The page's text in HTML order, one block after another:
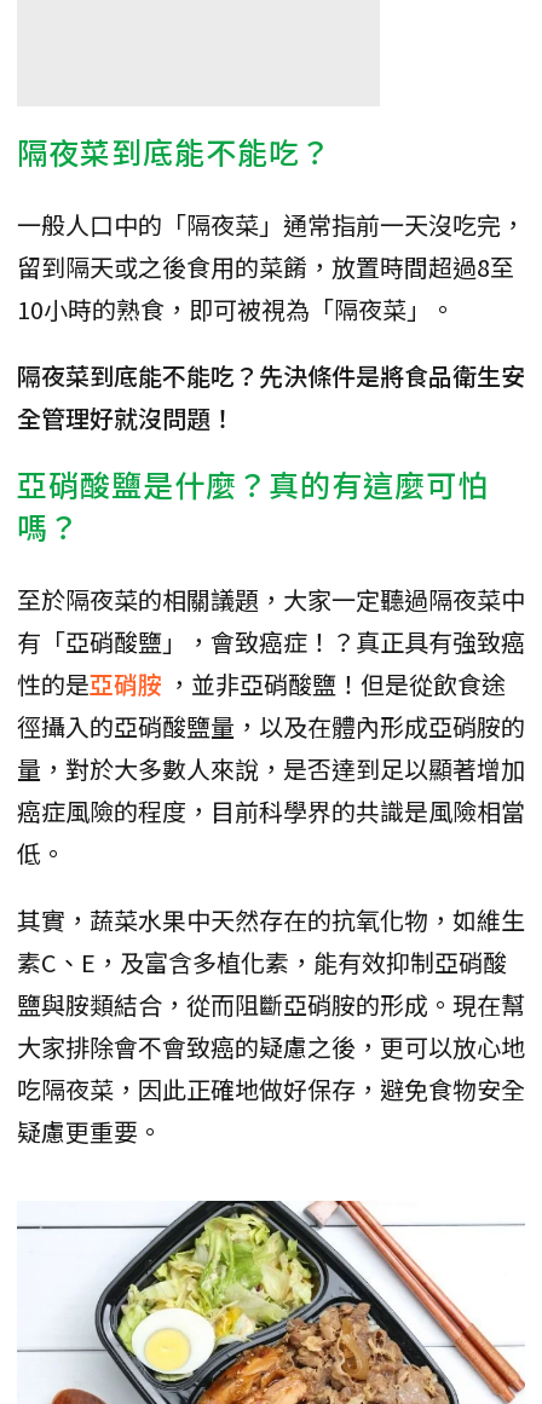
隔夜菜到底能不能吃？
一般人口中的「隔夜菜」通常指前一天沒吃完，
留到隔天或之後食用的菜餚，放置時間超過8至
10小時的熟食，即可被視為「隔夜菜」。
隔夜菜到底能不能吃？先決條件是將食品衛生安
全管理好就沒問題！
亞硝酸鹽是什麼？真的有這麼可怕
嗎？
至於隔夜菜的相關議題，大家一定聽過隔夜菜中
有「亞硝酸鹽」，會致癌症！？真正具有強致癌
性的是亞硝胺 ，並非亞硝酸鹽！但是從飲食途
徑攝入的亞硝酸鹽量，以及在體內形成亞硝胺的
量，對於大多數人來說，是否達到足以顯著增加
癌症風險的程度，目前科學界的共識是風險相當
低。
其實，蔬菜水果中天然存在的抗氧化物，如維生
素C、E，及富含多植化素，能有效抑制亞硝酸
鹽與胺類結合，從而阻斷亞硝胺的形成。現在幫
大家排除會不會致癌的疑慮之後，更可以放心地
吃隔夜菜，因此正確地做好保存，避免食物安全
疑慮更重要。